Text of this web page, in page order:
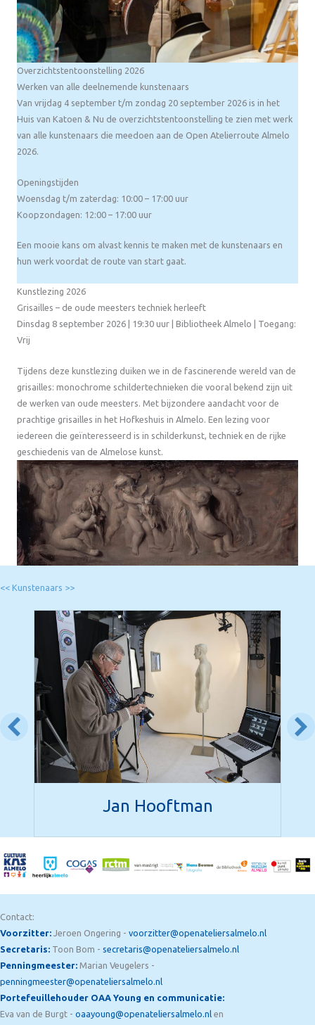
Overzichtstentoonstelling 2026
Werken van alle deelnemende kunstenaars
Van vrijdag 4 september t/m zondag 20 september 2026 is in het
Huis van Katoen & Nu de overzichtstentoonstelling te zien met werk
van alle kunstenaars die meedoen aan de Open Atelierroute Almelo
2026.
Openingstijden
Woensdag t/m zaterdag: 10:00 – 17:00 uur
Koopzondagen: 12:00 – 17:00 uur
Een mooie kans om alvast kennis te maken met de kunstenaars en
hun werk voordat de route van start gaat.
Kunstlezing 2026
Grisailles – de oude meesters techniek herleeft
Dinsdag 8 september 2026 | 19:30 uur | Bibliotheek Almelo | Toegang:
Vrij
Tijdens deze kunstlezing duiken we in de fascinerende wereld van de
grisailles: monochrome schildertechnieken die vooral bekend zijn uit
de werken van oude meesters. Met bijzondere aandacht voor de
prachtige grisailles in het Hofkeshuis in Almelo. Een lezing voor
iedereen die geïnteresseerd is in schilderkunst, techniek en de rijke
geschiedenis van de Almelose kunst.
<< Kunstenaars >>
Jan Hooftman
Contact:
Voorzitter: Jeroen Ongering - voorzitter@openateliersalmelo.nl
Secretaris: Toon Bom - secretaris@openateliersalmelo.nl
Penningmeester: Marian Veugelers -
penningmeester@openateliersalmelo.nl
Portefeuillehouder OAA Young en communicatie:
Eva van de Burgt - oaayoung@openateliersalmelo.nl en